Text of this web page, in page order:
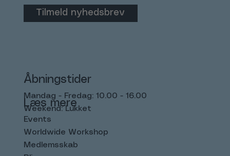
Tilmeld nyhedsbrev
Åbningstider
Mandag - Fredag: 10.00 - 16.00
Weekend: Lukket
Læs mere
Events
Worldwide Workshop
Medlemsskab